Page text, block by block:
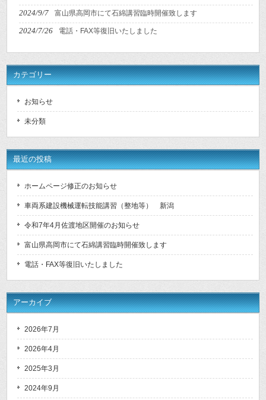
2024/9/7 富山県高岡市にて石綿講習臨時開催致します
2024/7/26 電話・FAX等復旧いたしました
カテゴリー
お知らせ
未分類
最近の投稿
ホームページ修正のお知らせ
車両系建設機械運転技能講習（整地等） 新潟
令和7年4月佐渡地区開催のお知らせ
富山県高岡市にて石綿講習臨時開催致します
電話・FAX等復旧いたしました
アーカイブ
2026年7月
2026年4月
2025年3月
2024年9月